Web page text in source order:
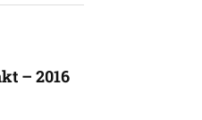
– 2016